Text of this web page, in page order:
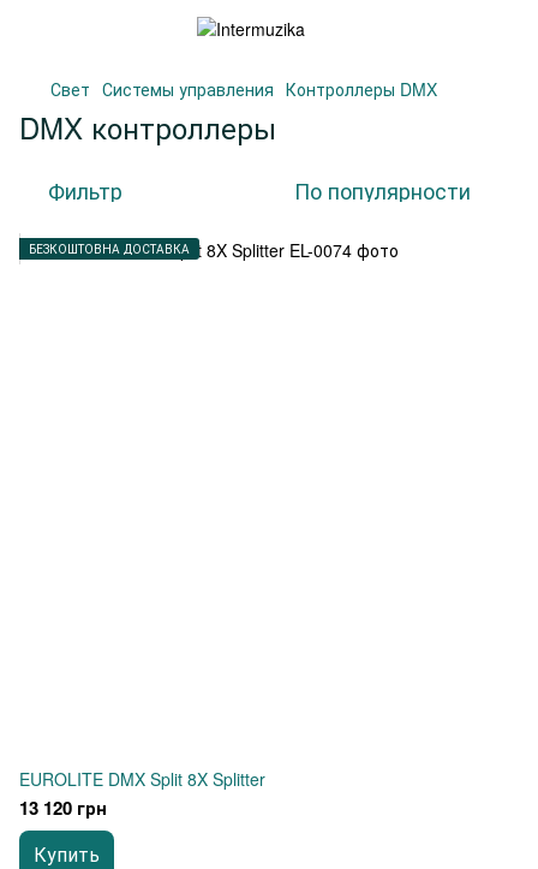
Свет Системы управления Контроллеры DMX
DMX контроллеры
Фильтр По популярности
БЕЗКОШТОВНА ДОСТАВКА
EUROLITE DMX Split 8X Splitter
13 120 грн
Купить